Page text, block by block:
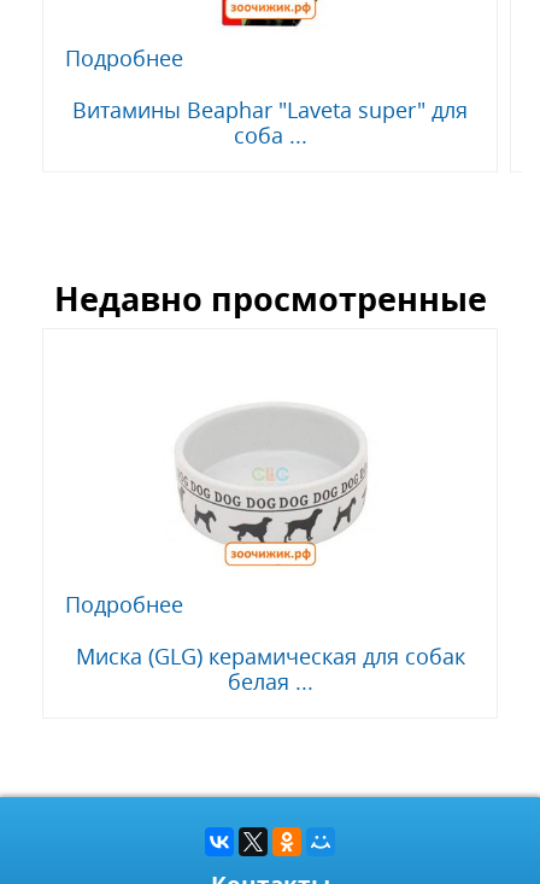
Подробнее
Витамины Beaphar "Laveta super" для
соба ...
Недавно просмотренные
Подробнее
Миска (GLG) керамическая для собак
белая ...